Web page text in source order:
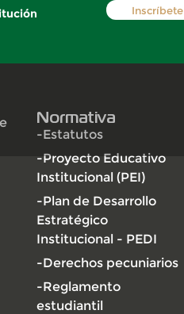
Inscríbete
Normativa
-Estatutos
-Proyecto Educativo
Institucional (PEI)
-Plan de Desarrollo
Estratégico
Institucional - PEDI
-Derechos pecuniarios
-Reglamento
estudiantil